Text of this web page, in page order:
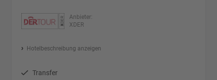
Anbieter:
XDER
Hotelbeschreibung anzeigen
Transfer